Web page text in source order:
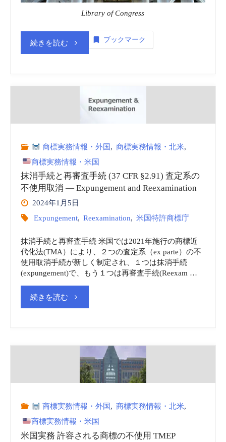
Library of Congress
続きを読む“米
著
庁
(United
States
Copyright
Office)
料
(2020.3.20)”
ブックマーク
商標実務情報・外国, 商標実務情報・北米,
商標実務情報・米国
抹消手続と再審査手続 (37 CFR §2.91) 査定系の
不使用取消 — Expungement and Reexamination
2024年1月5日
Expungement, Reexamination, 米国特許商標庁
抹消手続と再審査手続 米国では2021年施行の商標近
代化法(TMA）により、２つの査定系（ex parte）の不
使用取消手続が新しく制定され、１つは抹消手続
(expungement)で、もう１つは再審査手続(Reexam …
続きを読む"抹
再
審
商標実務情報・外国, 商標実務情報・北米,
商標実務情報・米国
米国実務 許容される商標の不使用 TMEP